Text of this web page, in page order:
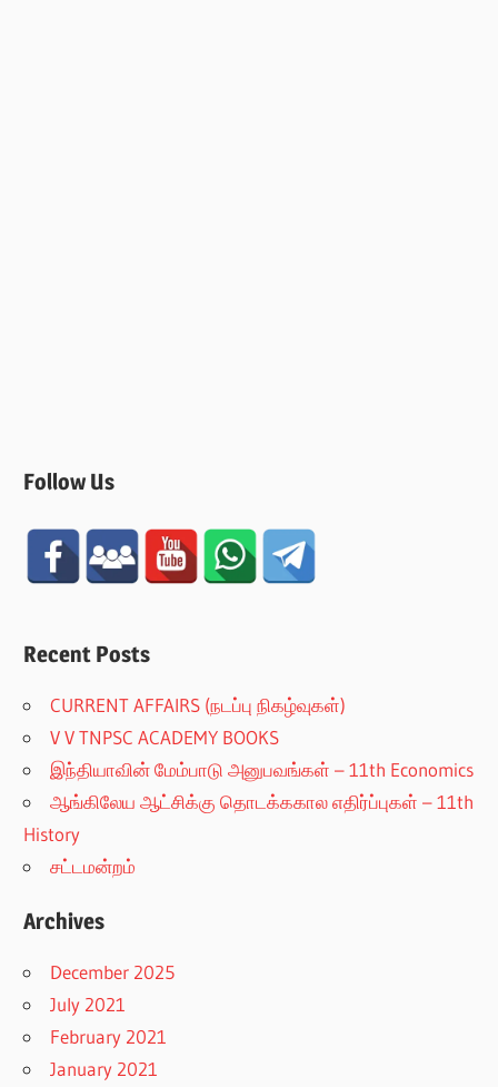
Follow Us
Recent Posts
CURRENT AFFAIRS (நடப்பு நிகழ்வுகள்)
V V TNPSC ACADEMY BOOKS
இந்தியாவின் மேம்பாடு அனுபவங்கள் – 11th Economics
ஆங்கிலேய ஆட்சிக்கு தொடக்ககால எதிர்ப்புகள் – 11th
History
சட்டமன்றம்
Archives
December 2025
July 2021
February 2021
January 2021